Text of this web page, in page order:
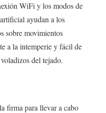
WiFi y los modos de
ayudan a los
sobre movimientos
a la intemperie y fácil de
del tejado.
firma para llevar a cabo